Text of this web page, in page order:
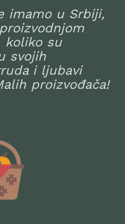
imamo u Srbiji,
koliko su
svojih
i ljubavi
proizvođača!